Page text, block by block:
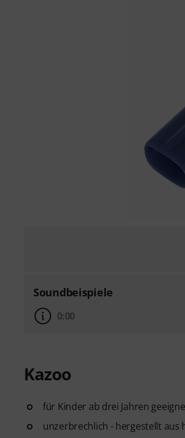
Soundbeispiele
0:00
Kazoo
für Kinder ab drei Jahren
unzerbrechlich - hergestellt